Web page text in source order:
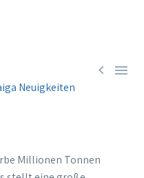
 
Neuigkeiten
Millionen Tonnen